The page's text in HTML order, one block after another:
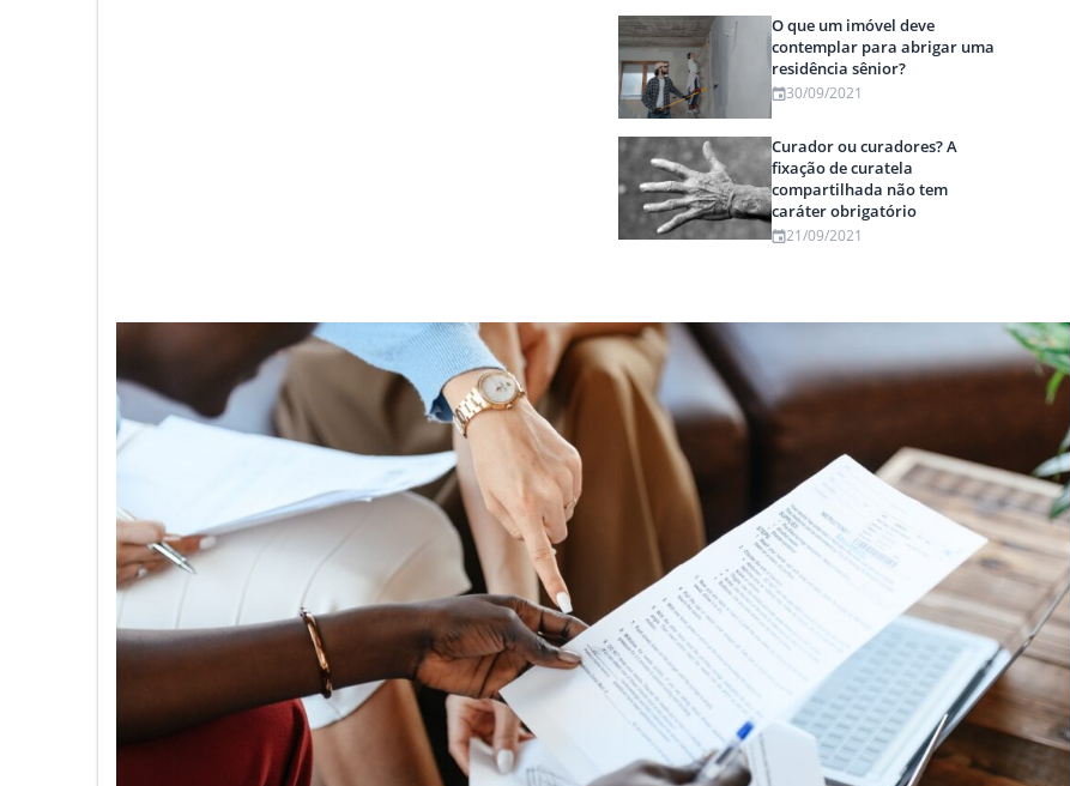
O que um imóvel deve
contemplar para abrigar uma
residência sênior?
30/09/2021
Curador ou curadores? A
fixação de curatela
compartilhada não tem
caráter obrigatório
21/09/2021